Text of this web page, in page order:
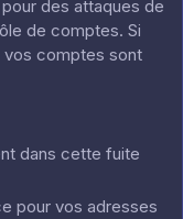
des attaques de
de comptes. Si
comptes sont
dans cette fuite
pour vos adresses